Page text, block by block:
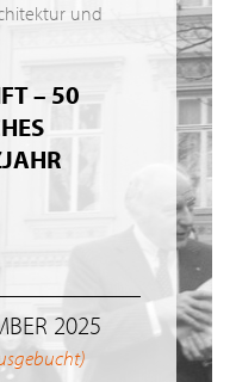
und
– 50
2025